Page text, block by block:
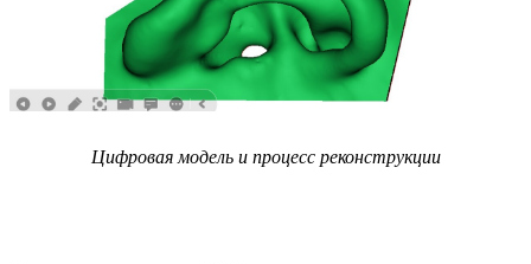
Цифровая модель и процесс реконструкции